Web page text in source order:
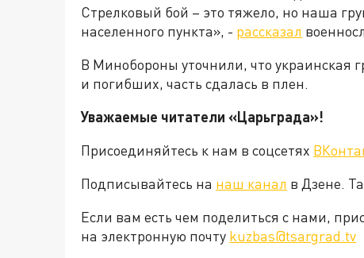
Стрелковый бой – это тяжело, но наша
населенного пункта», - рассказал
В Минобороны уточнили, что украинская
и погибших, часть сдалась в плен.
Уважаемые читатели «Царьграда»!
Присоединяйтесь к нам в соцсетях
Подписывайтесь на наш канал в Дзене.
Если вам есть чем поделиться с нами,
на электронную почту kuzbas@tsargrad.tv